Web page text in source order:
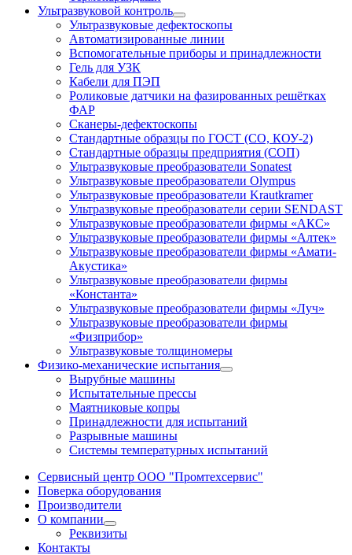
Ультразвуковой контроль
Ультразвуковые дефектоскопы
Автоматизированные линии
Вспомогательные приборы и принадлежности
Гель для УЗК
Кабели для ПЭП
Роликовые датчики на фазированных решётках
ФАР
Сканеры-дефектоскопы
Стандартные образцы по ГОСТ (СО, КОУ-2)
Стандартные образцы предприятия (СОП)
Ультразвуковые преобразователи Sonatest
Ультразвуковые преобразователи Olympus
Ультразвуковые преобразователи Krautkramer
Ультразвуковые преобразователи серии SENDAST
Ультразвуковые преобразователи фирмы «АКС»
Ультразвуковые преобразователи фирмы «Алтек»
Ультразвуковые преобразователи фирмы «Амати-
Акустика»
Ультразвуковые преобразователи фирмы
«Константа»
Ультразвуковые преобразователи фирмы «Луч»
Ультразвуковые преобразователи фирмы
«Физприбор»
Ультразвуковые толщиномеры
Физико-механические испытания
Вырубные машины
Испытательные прессы
Маятниковые копры
Принадлежности для испытаний
Разрывные машины
Системы температурных испытаний
Сервисный центр ООО "Промтехсервис"
Поверка оборудования
Производители
О компании
Реквизиты
Контакты